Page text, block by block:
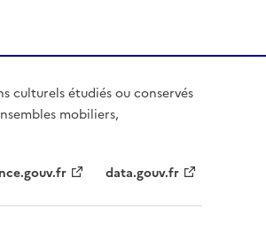
culturels étudiés ou conservés
mobiliers,
data.gouv.fr